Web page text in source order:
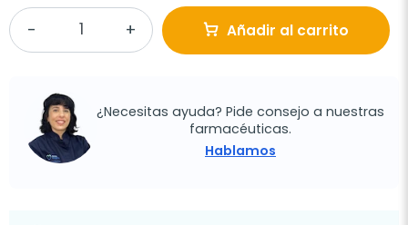
Añadir al carrito
¿Necesitas ayuda? Pide consejo a nuestras
farmacéuticas.
Hablamos